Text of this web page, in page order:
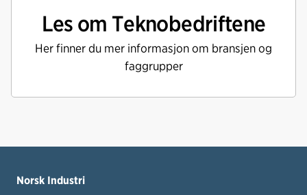
Les om Teknobedriftene
Her finner du mer informasjon om bransjen og
faggrupper
Norsk Industri